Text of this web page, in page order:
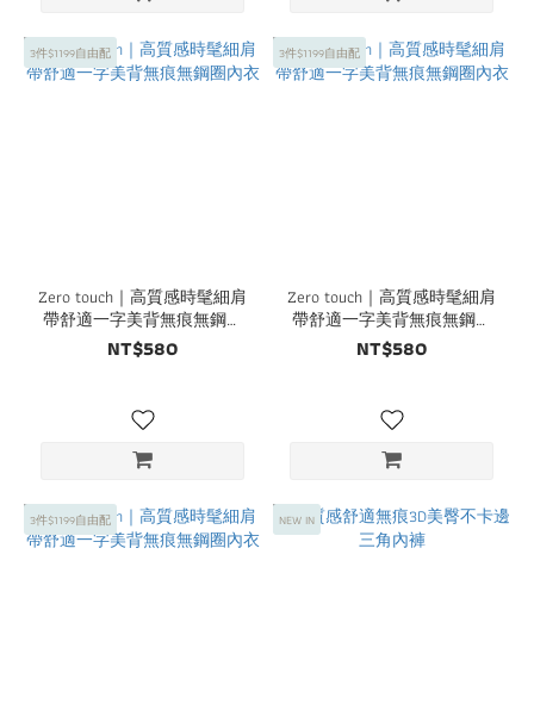
3件$1199自由配
Zero touch｜高質感時髦細肩
帶舒適一字美背無痕無鋼圈
內衣
NT$580
3件$1199自由配
Zero touch｜高質感時髦細肩
帶舒適一字美背無痕無鋼圈
內衣
NT$580
3件$1199自由配 NEW IN